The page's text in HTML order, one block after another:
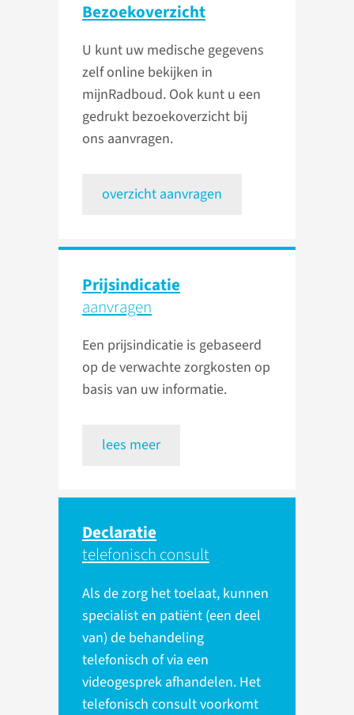
Bezoekoverzicht
U kunt uw medische gegevens
zelf online bekijken in
mijnRadboud. Ook kunt u een
gedrukt bezoekoverzicht bij
ons aanvragen.
overzicht aanvragen
Prijsindicatie
aanvragen
Een prijsindicatie is gebaseerd
op de verwachte zorgkosten op
basis van uw informatie.
lees meer
Declaratie
telefonisch consult
Als de zorg het toelaat, kunnen
specialist en patiënt (een deel
van) de behandeling
telefonisch of via een
videogesprek afhandelen. Het
telefonisch consult voorkomt